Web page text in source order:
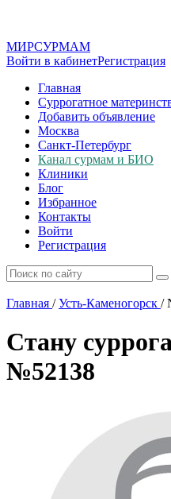
МИРСУРМАМ
Войти в кабинетРегистрация
Главная
Суррогатное
Добавить объявление
Москва
Санкт-Петербург
Канал сурмам и БИО
Клиники
Блог
Избранное
Контакты
Войти
Регистрация
Главная / Усть-Каменогорск /
Стану
№52138